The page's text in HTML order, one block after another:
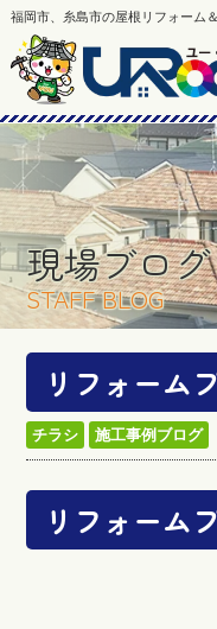
福岡市、糸島市の屋根リフォーム
現場ブログ
STAFF BLOG
リフォーム
チラシ 施工事例ブログ
リフォーム